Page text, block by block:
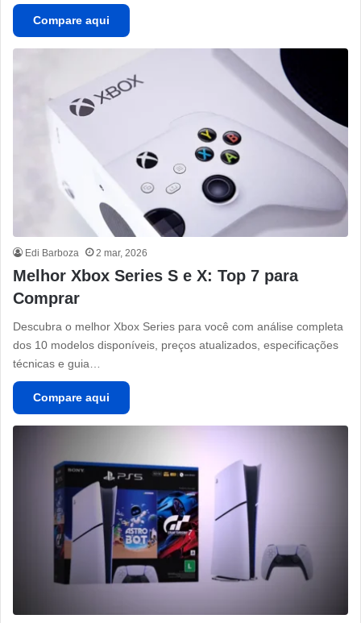
Compare aqui
Edi Barboza 2 mar, 2026
Melhor Xbox Series S e X: Top 7 para
Comprar
Descubra o melhor Xbox Series para você com análise completa
dos 10 modelos disponíveis, preços atualizados, especificações
técnicas e guia…
Compare aqui